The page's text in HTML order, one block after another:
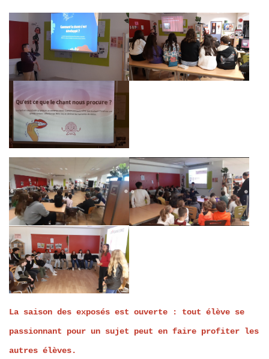
La saison des exposés est ouverte : tout élève se
passionnant pour un sujet peut en faire profiter les
autres élèves.